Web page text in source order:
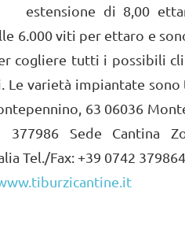
estensione di 8,00
6.000 viti per ettaro e
cogliere tutti i possibili
varietà impiantate sono
63 06036
377986 Sede Cantina
Tel./Fax: +39 0742